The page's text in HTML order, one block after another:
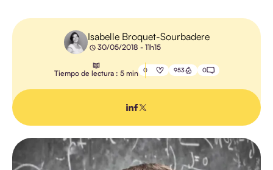
TODOS
LAS
NOTICIAS
Isabelle Broquet-Sourbadere
30/05/2018 - 11h15
Tiempo de lectura : 5 min 0 953 0